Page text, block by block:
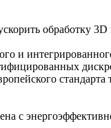
обработку
и
с